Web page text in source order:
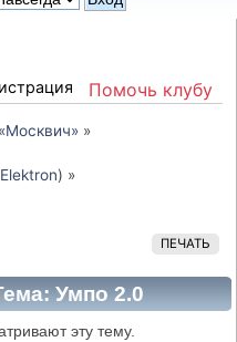
Помочь клубу
»
Elektron) »
ПЕЧАТЬ
Умпо 2.0
раз)
эту тему.